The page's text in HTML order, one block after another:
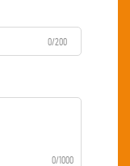
0/200
0/1000